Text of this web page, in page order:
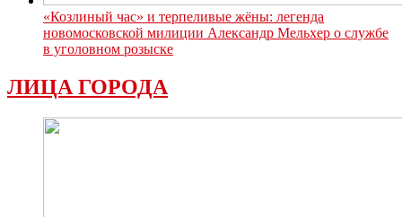
«Козлиный час» и терпеливые жёны: легенда
новомосковской милиции Александр Мельхер о службе
в уголовном розыске
ЛИЦА ГОРОДА